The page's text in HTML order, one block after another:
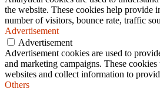
the website. These cookies help provide
number of visitors, bounce rate, traffic
Advertisement
Advertisement
Advertisement cookies are used to
and marketing campaigns. These
websites and collect information to
Others